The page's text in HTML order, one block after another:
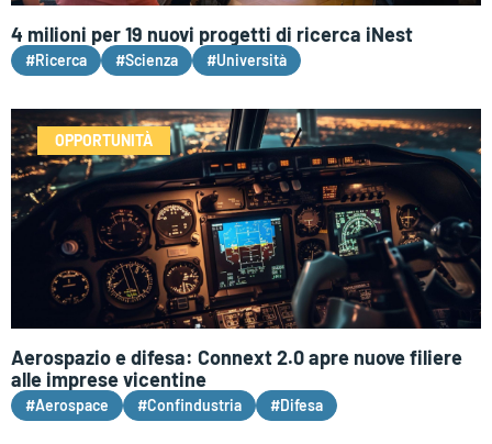
4 milioni per 19 nuovi progetti di ricerca iNest
#Ricerca #Scienza #Università
OPPORTUNITÀ
Aerospazio e difesa: Connext 2.0 apre nuove filiere
alle imprese vicentine
#Aerospace #Confindustria #Difesa